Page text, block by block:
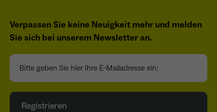
Verpassen Sie keine Neuigkeit mehr und melden
Sie sich bei unserem Newsletter an.
Bitte geben Sie hier Ihre E-Mailadresse ein:
Registrieren